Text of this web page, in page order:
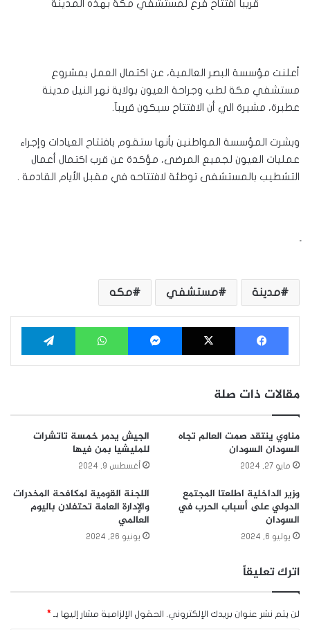
قريبآ افتتاح فرع لمستشفي مكة بهذه المدينة
أعلنت مؤسسة البصر العالمية، عن اكتمال العمل بمشروع
مستشفي مكة لطب وجراحة العيون بولاية نهر النيل مدينة
عطبرة، مشيرة الي أن الافتتاح سيكون قريبآ.
وبشرت المؤسسة المواطنين بأنها ستقوم بافتتاح العيادات وإجراء
عمليات العيون لجميع المرضى، مؤكدة عن قرب اكتمال أعمال
التشطيب بالمستشفى توطئة لافتتاحه في مقبل الأيام القادمة .
مدينة مستشفي مكه
فيسبوك ‫X ماسنجر واتساب
مقالات ذات صلة
مناوي ينتقد صمت العالم تجاه
السودان السودان
مايو 27, 2024
الجيش يدمر خمسة تاتشرات
للمليشيا بمن فيها
أغسطس 9, 2024
وزير الداخلية اطلعتا المجتمع
الدولي على أسباب الحرب في
السودان
يوليو 6, 2024
اللجنة القومية لمكافحة المخدرات
والإدارة العامة تحتفلان باليوم
العالمي
يونيو 26, 2024
اترك تعليقاً
لن يتم نشر عنوان بريدك الإلكتروني. الحقول الإلزامية مشار إليها بـ *